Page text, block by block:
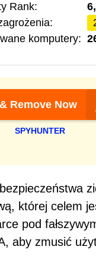
Rank:
komputery:
Remove Now
SPYHUNTER
której celem
pod
aby zmusić